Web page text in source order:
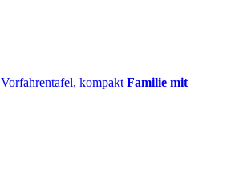
Vorfahrentafel, kompakt Familie mit